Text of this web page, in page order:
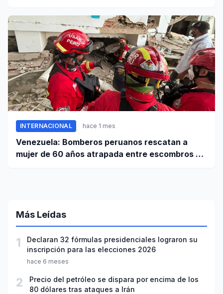
INTERNACIONAL hace 1 mes
Venezuela: Bomberos peruanos rescatan a
mujer de 60 años atrapada entre escombros de
Más Leídas
1
Declaran 32 fórmulas presidenciales lograron su
inscripción para las elecciones 2026
hace 6 meses
2
Precio del petróleo se dispara por encima de los
80 dólares tras ataques a Irán